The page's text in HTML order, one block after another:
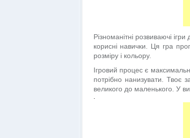
Різноманітні розвиваючі
корисні навички. Ця гра
розміру і кольору.
Ігровий процес є
потрібно нанизувати. Твоє
великого до маленького. У
.